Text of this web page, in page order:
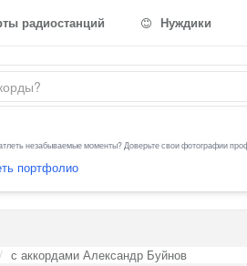
радиостанций Нуждики
незабываемые моменты? Доверьте свои фотографии
портфолио
с аккордами Александр Буйнов